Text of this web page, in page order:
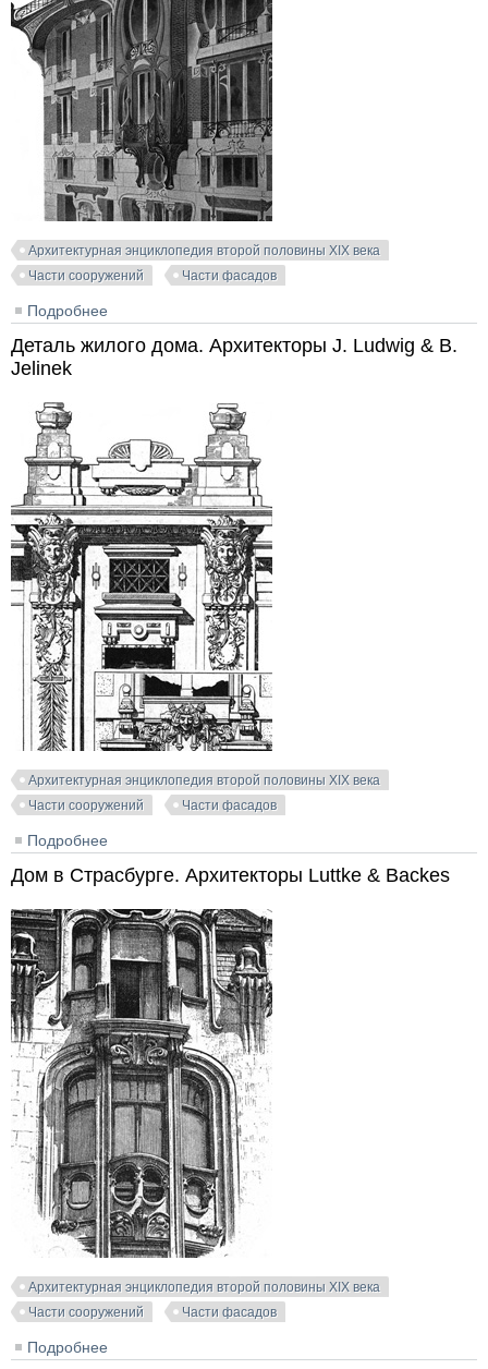
Архитектурная энциклопедия второй половины XIX века
Части сооружений
Части фасадов
Подробнее
Деталь жилого дома. Архитекторы J. Ludwig & B.
Jelinek
Архитектурная энциклопедия второй половины XIX века
Части сооружений
Части фасадов
Подробнее
Дом в Страсбурге. Архитекторы Luttke & Backes
Архитектурная энциклопедия второй половины XIX века
Части сооружений
Части фасадов
Подробнее